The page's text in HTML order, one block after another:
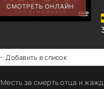
СМОТРЕТЬ ОНЛАЙН
Добавить в список
Месть за смерть отца и